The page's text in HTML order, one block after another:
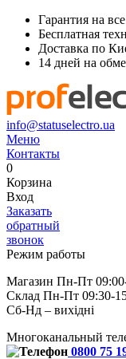
Гарантия на
Бесплатная
Доставка по
14 дней на
info@statuselectro.ua
Меню
Контакты
0
Корзина
Вход
Заказать
обратный
звонок
Режим работы
Магазин Пн-Пт
Склад Пн-Пт 09:30-
Сб-Нд – вихідні
Многоканальный
0800 75